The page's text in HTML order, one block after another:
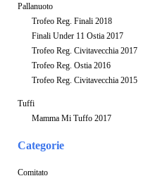
Pallanuoto
Trofeo Reg. Finali 2018
Finali Under 11 Ostia 2017
Trofeo Reg. Civitavecchia 2017
Trofeo Reg. Ostia 2016
Trofeo Reg. Civitavecchia 2015
Tuffi
Mamma Mi Tuffo 2017
Categorie
Comitato